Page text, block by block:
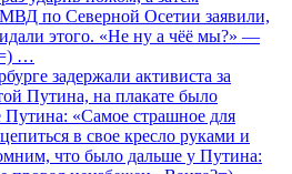
по Северной Осетии заявили,
этого. «Не ну а чёё мы?» —
=) …
задержали активиста за
Путина, на плакате было
Путина: «Самое страшное для
в свое кресло руками и
что было дальше у Путина: